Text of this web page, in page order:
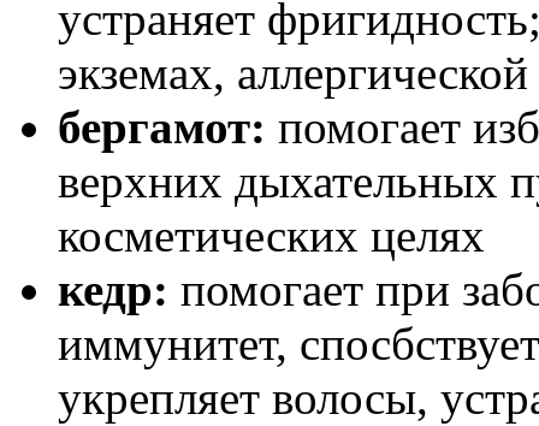
устраняет
экземах,
бергамот: помогает
верхних дыхательных
косметических целях
кедр: помогает при
иммунитет,
укрепляет волосы,